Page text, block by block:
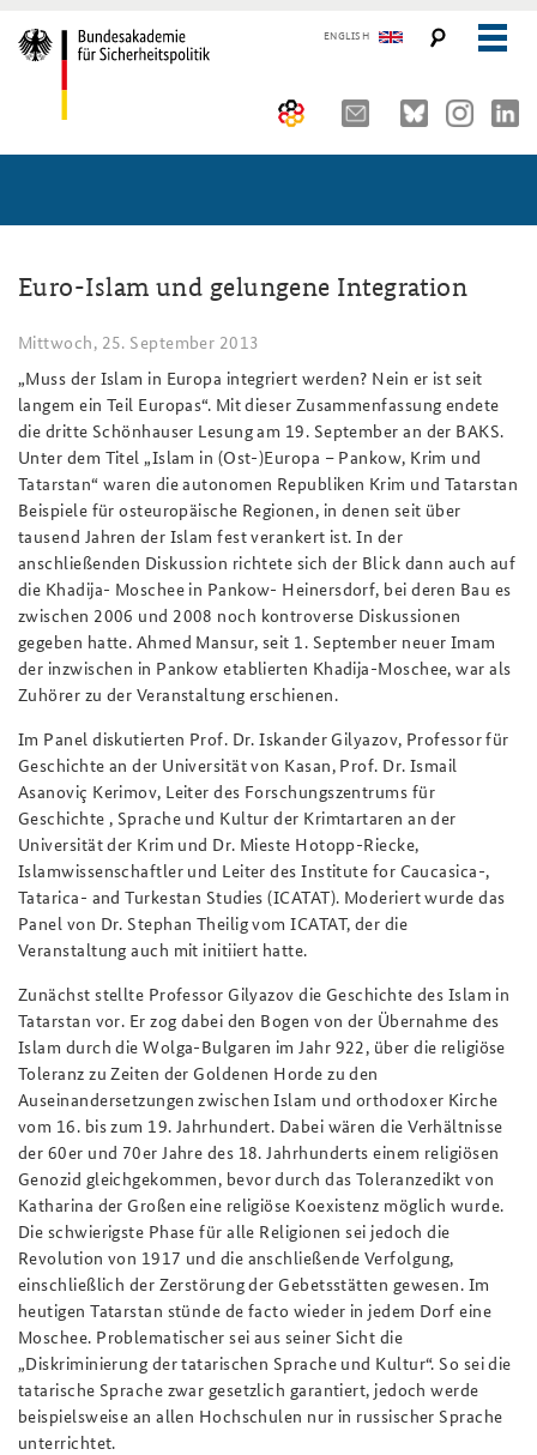
ENGLISH
Aktuelles (menu position rule)
Auftrag und Organisation
Historischer Ort
Kompetenzzentrum Strategische Vorausschau
Team
Sicherheitspolitische Nachwuchsarbeit
Beirat
Praktika an der BAKS
Anfahrt
Freundeskreis
10 Jahre AKJS
Seminare und Tagungen
Führungskräfteseminar für Sicherheitspolitik
Kernseminar für Sicherheitspolitik
Methodenseminar Strategische Vorausschau
Fachseminar Digitalisierung und Sicherheitspolitik
Fachseminar Desinformation und Sicherheitspolitik
Deutsches Forum Sicherheitspolitik
Arbeitskreis "Junge Sicherheitspolitiker"
Das Sicherheitspolitische Gespräch an der BAKS
Publikationen und Presse
#angeBAKSt: Aktuelle Kommentare zur Sicherheitspolitik
Arbeitspapiere Sicherheitspolitik
Pressespiegel und Gastbeiträge von BAKS-Angehörigen
Ansprechpartner für Presse- und andere Medienanfragen
Newsletter-Archiv
STUDIENPLATTFORM
Euro-Islam und gelungene Integration
Mittwoch, 25. September 2013
„Muss der Islam in Europa integriert werden? Nein er ist seit
langem ein Teil Europas“. Mit dieser Zusammenfassung endete
die dritte Schönhauser Lesung am 19. September an der BAKS.
Unter dem Titel „Islam in (Ost-)Europa – Pankow, Krim und
Tatarstan“ waren die autonomen Republiken Krim und Tatarstan
Beispiele für osteuropäische Regionen, in denen seit über
tausend Jahren der Islam fest verankert ist. In der
anschließenden Diskussion richtete sich der Blick dann auch auf
die Khadija- Moschee in Pankow- Heinersdorf, bei deren Bau es
zwischen 2006 und 2008 noch kontroverse Diskussionen
gegeben hatte. Ahmed Mansur, seit 1. September neuer Imam
der inzwischen in Pankow etablierten Khadija-Moschee, war als
Zuhörer zu der Veranstaltung erschienen.
Im Panel diskutierten Prof. Dr. Iskander Gilyazov, Professor für
Geschichte an der Universität von Kasan, Prof. Dr. Ismail
Asanoviç Kerimov, Leiter des Forschungszentrums für
Geschichte , Sprache und Kultur der Krimtartaren an der
Universität der Krim und Dr. Mieste Hotopp-Riecke,
Islamwissenschaftler und Leiter des Institute for Caucasica-,
Tatarica- and Turkestan Studies (ICATAT). Moderiert wurde das
Panel von Dr. Stephan Theilig vom ICATAT, der die
Veranstaltung auch mit initiiert hatte.
Zunächst stellte Professor Gilyazov die Geschichte des Islam in
Tatarstan vor. Er zog dabei den Bogen von der Übernahme des
Islam durch die Wolga-Bulgaren im Jahr 922, über die religiöse
Toleranz zu Zeiten der Goldenen Horde zu den
Auseinandersetzungen zwischen Islam und orthodoxer Kirche
vom 16. bis zum 19. Jahrhundert. Dabei wären die Verhältnisse
der 60er und 70er Jahre des 18. Jahrhunderts einem religiösen
Genozid gleichgekommen, bevor durch das Toleranzedikt von
Katharina der Großen eine religiöse Koexistenz möglich wurde.
Die schwierigste Phase für alle Religionen sei jedoch die
Revolution von 1917 und die anschließende Verfolgung,
einschließlich der Zerstörung der Gebetsstätten gewesen. Im
heutigen Tatarstan stünde de facto wieder in jedem Dorf eine
Moschee. Problematischer sei aus seiner Sicht die
„Diskriminierung der tatarischen Sprache und Kultur“. So sei die
tatarische Sprache zwar gesetzlich garantiert, jedoch werde
beispielsweise an allen Hochschulen nur in russischer Sprache
unterrichtet.